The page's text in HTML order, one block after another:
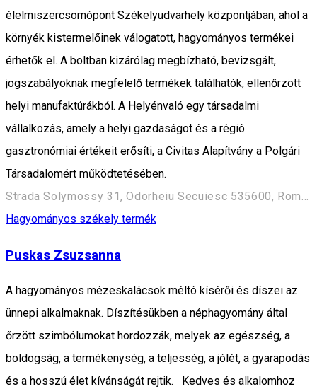
élelmiszercsomópont Székelyudvarhely központjában, ahol a
környék kistermelőinek válogatott, hagyományos termékei
érhetők el. A boltban kizárólag megbízható, bevizsgált,
jogszabályoknak megfelelő termékek találhatók, ellenőrzött
helyi manufaktúrákból. A Helyénvaló egy társadalmi
vállalkozás, amely a helyi gazdaságot és a régió
gasztronómiai értékeit erősíti, a Civitas Alapítvány a Polgári
Társadalomért működtetésében.
Strada Solymossy 31, Odorheiu Secuiesc 535600, Románia
Hagyományos székely termék
Puskas Zsuzsanna
A hagyományos mézeskalácsok méltó kísérői és díszei az
ünnepi alkalmaknak. Díszítésükben a néphagyomány által
őrzött szimbólumokat hordozzák, melyek az egészség, a
boldogság, a termékenység, a teljesség, a jólét, a gyarapodás
és a hosszú élet kívánságát rejtik. Kedves és alkalomhoz